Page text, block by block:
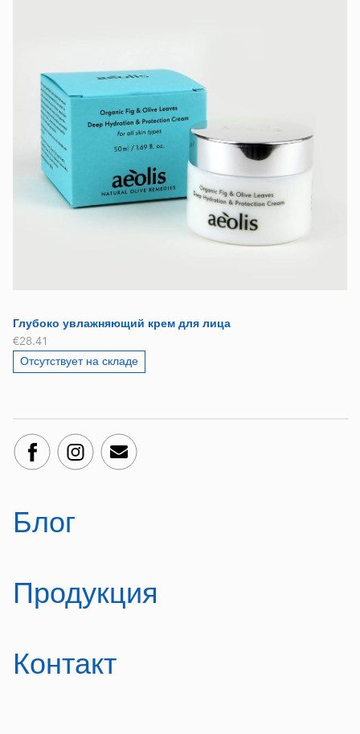
Глубоко увлажняющий крем для лица
€28.41
Отсутствует на складе
Блог
Продукция
Контакт